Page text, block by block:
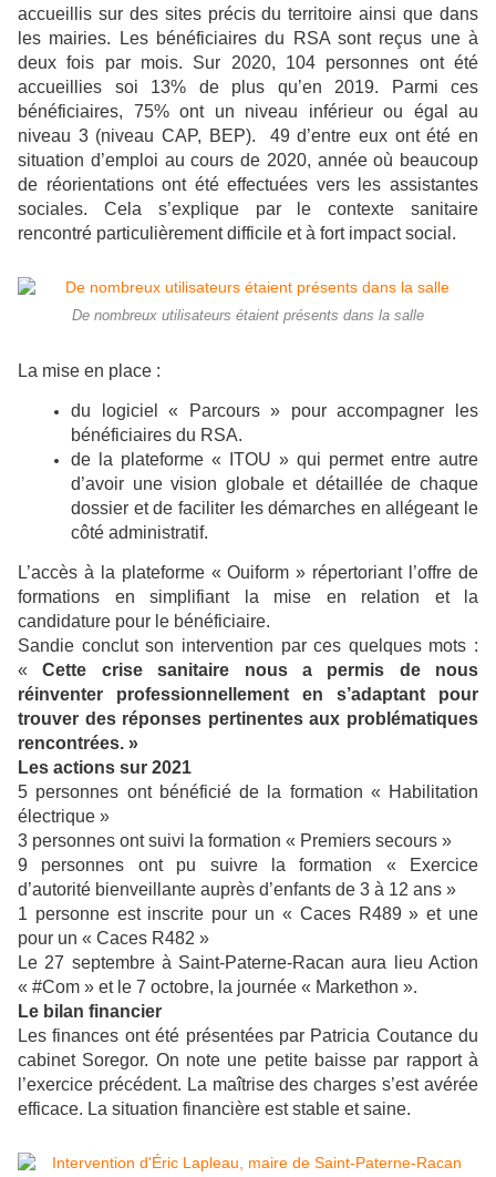
accueillis sur des sites précis du territoire ainsi que dans
les mairies. Les bénéficiaires du RSA sont reçus une à
deux fois par mois. Sur 2020, 104 personnes ont été
accueillies soi 13% de plus qu’en 2019. Parmi ces
bénéficiaires, 75% ont un niveau inférieur ou égal au
niveau 3 (niveau CAP, BEP). 49 d’entre eux ont été en
situation d’emploi au cours de 2020, année où beaucoup
de réorientations ont été effectuées vers les assistantes
sociales. Cela s’explique par le contexte sanitaire
rencontré particulièrement difficile et à fort impact social.
De nombreux utilisateurs étaient présents dans la salle
La mise en place :
du logiciel « Parcours » pour accompagner les
bénéficiaires du RSA.
de la plateforme « ITOU » qui permet entre autre
d’avoir une vision globale et détaillée de chaque
dossier et de faciliter les démarches en allégeant le
côté administratif.
L’accès à la plateforme « Ouiform » répertoriant l’offre de
formations en simplifiant la mise en relation et la
candidature pour le bénéficiaire.
Sandie conclut son intervention par ces quelques mots :
«Cette crise sanitaire nous a permis de nous
réinventer professionnellement en s’adaptant pour
trouver des réponses pertinentes aux problématiques
rencontrées. »
Les actions sur 2021
5 personnes ont bénéficié de la formation « Habilitation
électrique »
3 personnes ont suivi la formation « Premiers secours »
9 personnes ont pu suivre la formation « Exercice
d’autorité bienveillante auprès d’enfants de 3 à 12 ans »
1 personne est inscrite pour un « Caces R489 » et une
pour un « Caces R482 »
Le 27 septembre à Saint-Paterne-Racan aura lieu Action
« #Com » et le 7 octobre, la journée « Markethon ».
Le bilan financier
Les finances ont été présentées par Patricia Coutance du
cabinet Soregor. On note une petite baisse par rapport à
l’exercice précédent. La maîtrise des charges s’est avérée
efficace. La situation financière est stable et saine.